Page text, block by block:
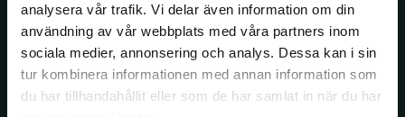
analysera vår trafik. Vi delar även information om din
användning av vår webbplats med våra partners inom
sociala medier, annonsering och analys. Dessa kan i sin
tur kombinera informationen med annan information som
du har tillhandahållit eller som de har samlat in när du har